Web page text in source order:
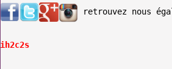
retrouvez nous
ih2c2s